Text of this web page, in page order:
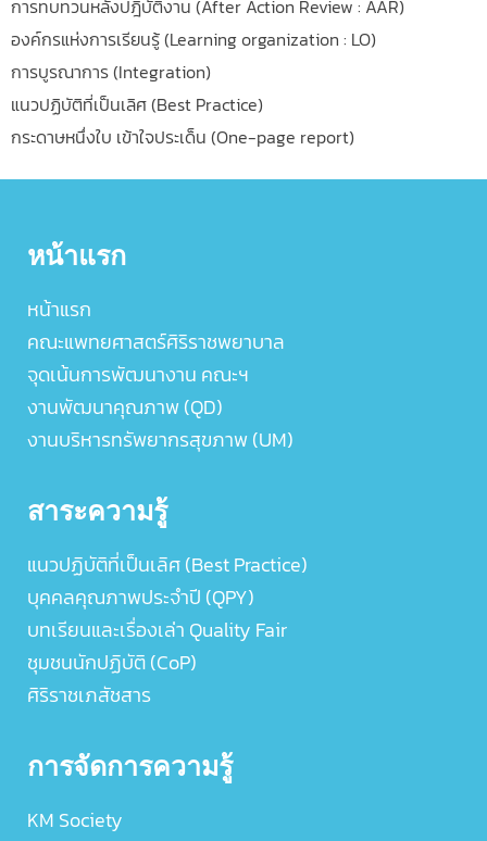
การทบทวนหลังปฎิบัติงาน (After Action Review : AAR)
องค์กรแห่งการเรียนรู้ (Learning organization : LO)
การบูรณาการ (Integration)
แนวปฏิบัติที่เป็นเลิศ (Best Practice)
กระดาษหนึ่งใบ เข้าใจประเด็น (One-page report)
หน้าแรก
หน้าแรก
คณะแพทยศาสตร์ศิริราชพยาบาล
จุดเน้นการพัฒนางาน คณะฯ
งานพัฒนาคุณภาพ (QD)
งานบริหารทรัพยากรสุขภาพ (UM)
สาระความรู้
แนวปฏิบัติที่เป็นเลิศ (Best Practice)
บุคคลคุณภาพประจำปี (QPY)
บทเรียนและเรื่องเล่า Quality Fair
ชุมชนนักปฏิบัติ (CoP)
ศิริราชเภสัชสาร
การจัดการความรู้
KM Society